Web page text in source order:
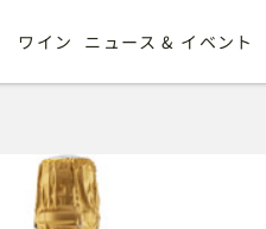
ワイン ニュース & イベント